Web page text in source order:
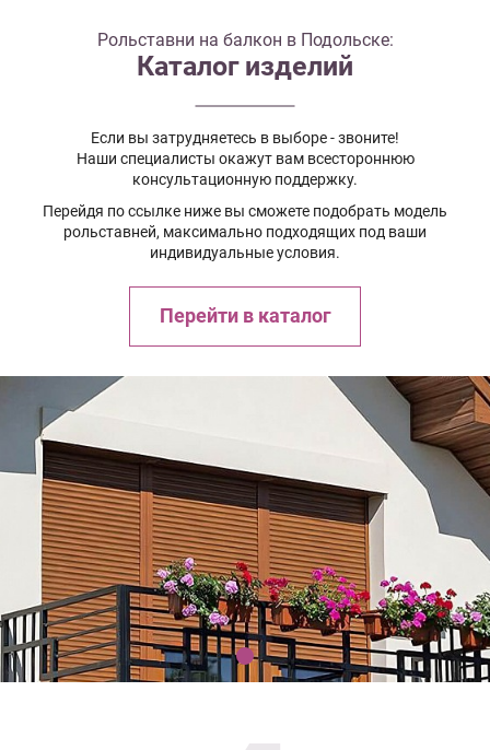
Рольставни на балкон в Подольске:
Каталог изделий
Если вы затрудняетесь в выборе - звоните!
Наши специалисты окажут вам всестороннюю
консультационную поддержку.
Перейдя по ссылке ниже вы сможете подобрать модель
рольставней, максимально подходящих под ваши
индивидуальные условия.
Перейти в каталог